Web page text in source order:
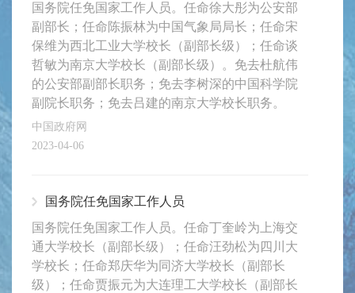
国务院任免国家工作人员。任命徐大彤为公安部
副部长；任命陈振林为中国气象局局长；任命宋
保维为西北工业大学校长（副部长级）；任命谈
哲敏为南京大学校长（副部长级）。免去杜航伟
的公安部副部长职务；免去李树深的中国科学院
副院长职务；免去吕建的南京大学校长职务。
中国政府网
2023-04-06
国务院任免国家工作人员
国务院任免国家工作人员。任命丁奎岭为上海交
通大学校长（副部长级）；任命汪劲松为四川大
学校长；任命郑庆华为同济大学校长（副部长
级）；任命贾振元为大连理工大学校长（副部长